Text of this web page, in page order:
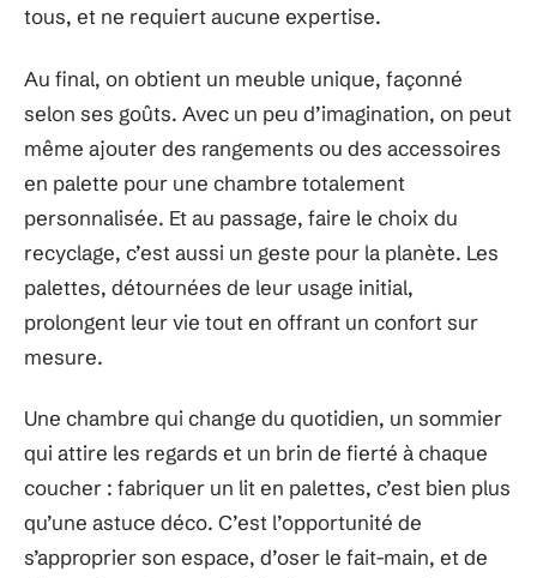
tous, et ne requiert aucune expertise.
Au final, on obtient un meuble unique, façonné
selon ses goûts. Avec un peu d’imagination, on peut
même ajouter des rangements ou des accessoires
en palette pour une chambre totalement
personnalisée. Et au passage, faire le choix du
recyclage, c’est aussi un geste pour la planète. Les
palettes, détournées de leur usage initial,
prolongent leur vie tout en offrant un confort sur
mesure.
Une chambre qui change du quotidien, un sommier
qui attire les regards et un brin de fierté à chaque
coucher : fabriquer un lit en palettes, c’est bien plus
qu’une astuce déco. C’est l’opportunité de
s’approprier son espace, d’oser le fait-main, et de